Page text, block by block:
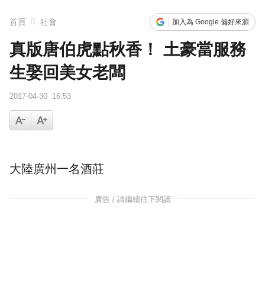
首頁 社會 加入為 Google 偏好來源
真版唐伯虎點秋香！ 土豪當服務
生娶回美女老闆
2017-04-30 16:53
大陸廣州一名酒莊
廣告 / 請繼續往下閱讀